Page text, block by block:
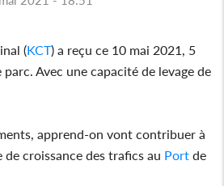
(KCT) a reçu ce 10 mai 2021, 5
parc. Avec une capacité de levage de
apprend-on vont contribuer à
croissance des trafics au Port de